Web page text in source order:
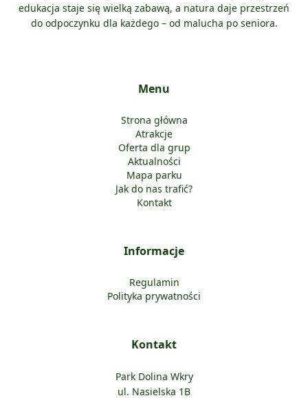
edukacja staje się wielką zabawą, a natura daje przestrzeń
do odpoczynku dla każdego – od malucha po seniora.
Menu
Strona główna
Atrakcje
Oferta dla grup
Aktualności
Mapa parku
Jak do nas trafić?
Kontakt
Informacje
Regulamin
Polityka prywatności
Kontakt
Park Dolina Wkry
ul. Nasielska 1B